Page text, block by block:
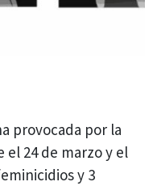
provocada por la
el 24 de marzo y el
y 3